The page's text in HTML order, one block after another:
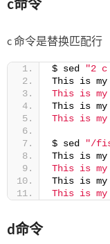
c命令
c 命令是替换匹配行
$ sed
"2 c
This is
This is my
This is
This is
$ sed
"/
This is
This is my
This is my
This is
d命令